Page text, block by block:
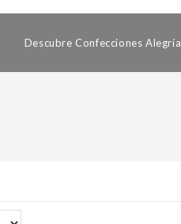
Descubre Confecciones Alegría